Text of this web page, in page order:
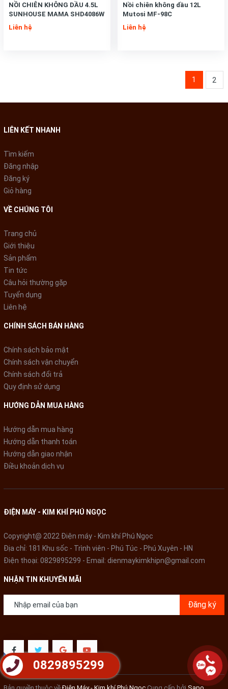
NỒI CHIÊN KHÔNG DẦU 4.5L
SUNHOUSE MAMA SHD4086W
Liên hệ
Nồi chiên không dầu 12L
Mutosi MF-98C
Liên hệ
1 2
LIÊN KẾT NHANH
Tìm kiếm
Đăng nhập
Đăng ký
Giỏ hàng
VỀ CHÚNG TÔI
Trang chủ
Giới thiệu
Sản phẩm
Tin tức
Câu hỏi thường gặp
Tuyển dụng
Liên hệ
CHÍNH SÁCH BÁN HÀNG
Chính sách bảo mật
Chính sách vận chuyển
Chính sách đổi trả
Quy định sử dụng
HƯỚNG DẪN MUA HÀNG
Hướng dẫn mua hàng
Hướng dẫn thanh toán
Hướng dẫn giao nhận
Điều khoản dịch vụ
ĐIỆN MÁY - KIM KHÍ PHÚ NGỌC
Copyright@ 2022 Điện máy - Kim khí Phú Ngọc
Địa chỉ: 181 Khu sốc - Trình viên - Phú Túc - Phú Xuyên - HN
Điện thoại: 0829895299 - Email: dienmaykimkhipn@gmail.com
NHẬN TIN KHUYẾN MÃI
Đăng ký
0829895299